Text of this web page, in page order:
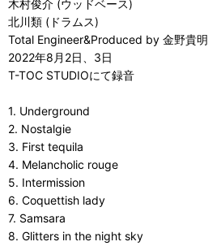
木村俊介 (ウッドベース)
北川類 (ドラムス)
Total Engineer&Produced by 金野貴明
2022年8月2日、3日
T-TOC STUDIOにて録音
1. Underground
2. Nostalgie
3. First tequila
4. Melancholic rouge
5. Intermission
6. Coquettish lady
7. Samsara
8. Glitters in the night sky